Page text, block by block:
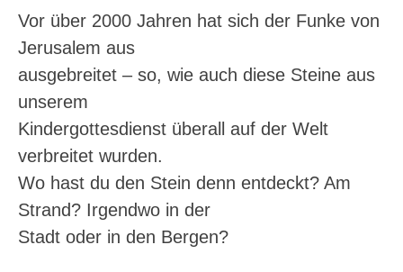
Vor über 2000 Jahren hat sich der Funke von
Jerusalem aus
ausgebreitet – so, wie auch diese Steine aus
unserem
Kindergottesdienst überall auf der Welt
verbreitet wurden.
Wo hast du den Stein denn entdeckt? Am
Strand? Irgendwo in der
Stadt oder in den Bergen?